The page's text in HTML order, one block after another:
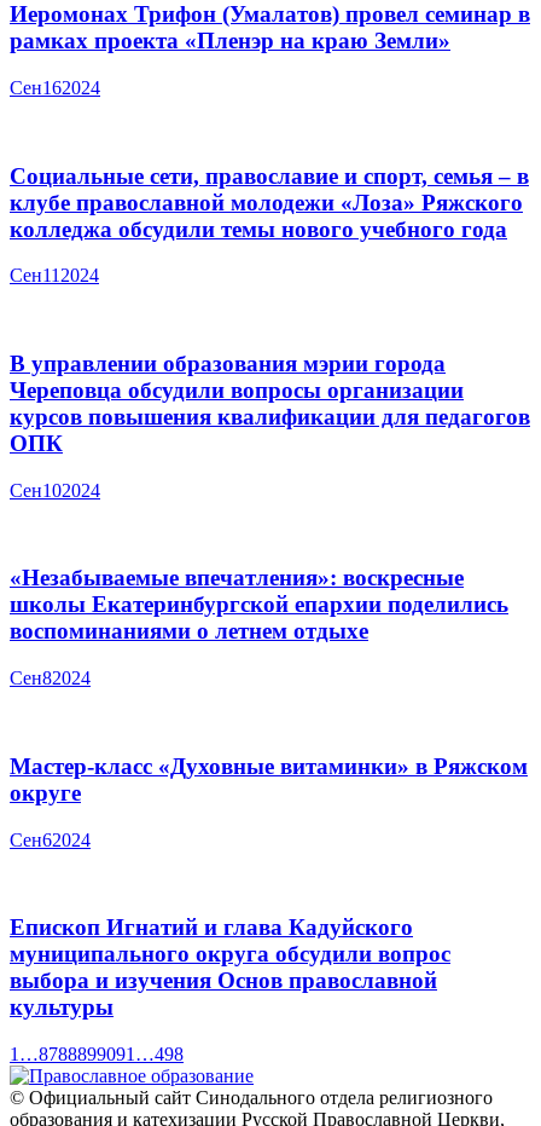
Иеромонах Трифон (Умалатов) провел семинар в
рамках проекта «Пленэр на краю Земли»
Сен162024
Социальные сети, православие и спорт, семья – в
клубе православной молодежи «Лоза» Ряжского
колледжа обсудили темы нового учебного года
Сен11 2024
В управлении образования мэрии города
Череповца обсудили вопросы организации
курсов повышения квалификации для педагогов
ОПК
Сен102024
«Незабываемые впечатления»: воскресные
школы Екатеринбургской епархии поделились
воспоминаниями о летнем отдыхе
Сен82024
Мастер-класс «Духовные витаминки» в Ряжском
округе
Сен62024
Епископ Игнатий и глава Кадуйского
муниципального округа обсудили вопрос
выбора и изучения Основ православной
культуры
1 …8788899091 …498
© Официальный сайт Синодального отдела религиозного
образования и катехизации Русской Православной Церкви,